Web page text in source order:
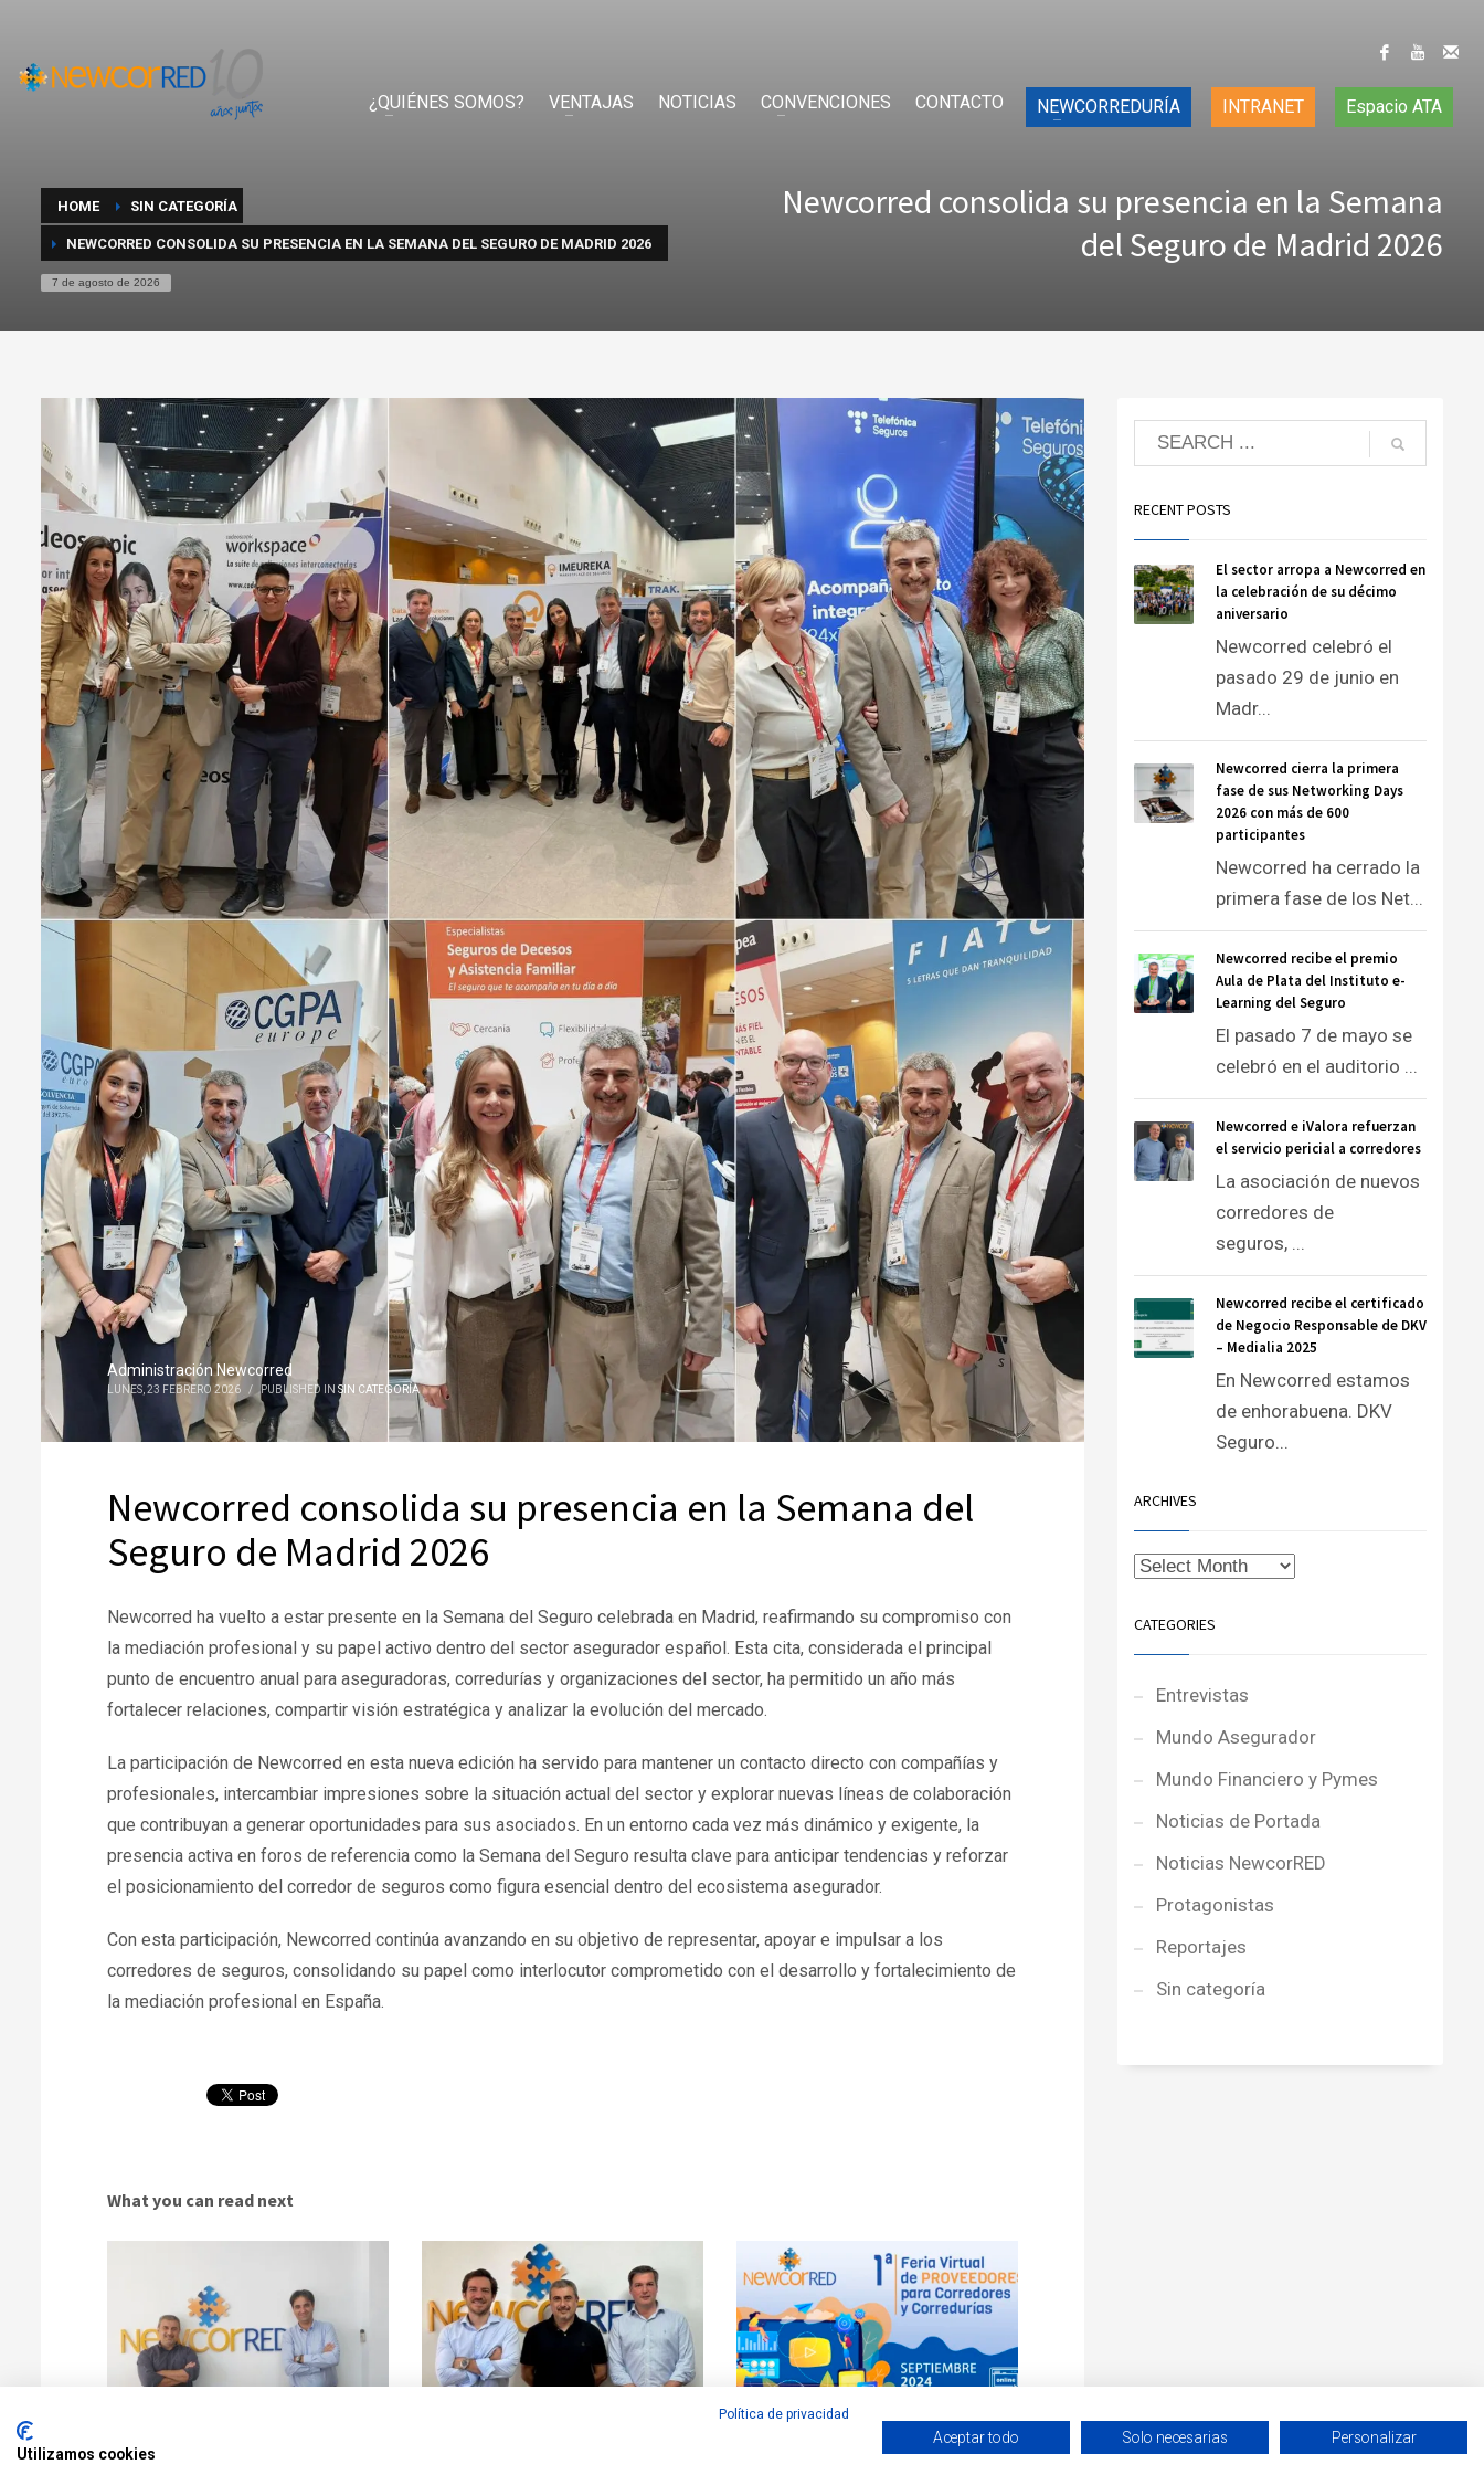
¿QUIÉNES SOMOS? VENTAJAS NOTICIAS CONVENCIONES CONTACTO NEWCORREDURÍA INTRANET Espacio ATA
HOME SIN CATEGORÍA
NEWCORRED CONSOLIDA SU PRESENCIA EN LA SEMANA DEL SEGURO DE MADRID 2026
7 de agosto de 2026
Newcorred consolida su presencia en la Semana
del Seguro de Madrid 2026
Administración Newcorred
LUNES, 23 FEBRERO 2026 / PUBLISHED IN SIN CATEGORÍA
Newcorred consolida su presencia en la Semana del
Seguro de Madrid 2026
Newcorred ha vuelto a estar presente en la Semana del Seguro celebrada en Madrid, reafirmando su compromiso con
la mediación profesional y su papel activo dentro del sector asegurador español. Esta cita, considerada el principal
punto de encuentro anual para aseguradoras, corredurías y organizaciones del sector, ha permitido un año más
fortalecer relaciones, compartir visión estratégica y analizar la evolución del mercado.
La participación de Newcorred en esta nueva edición ha servido para mantener un contacto directo con compañías y
profesionales, intercambiar impresiones sobre la situación actual del sector y explorar nuevas líneas de colaboración
que contribuyan a generar oportunidades para sus asociados. En un entorno cada vez más dinámico y exigente, la
presencia activa en foros de referencia como la Semana del Seguro resulta clave para anticipar tendencias y reforzar
el posicionamiento del corredor de seguros como figura esencial dentro del ecosistema asegurador.
Con esta participación, Newcorred continúa avanzando en su objetivo de representar, apoyar e impulsar a los
corredores de seguros, consolidando su papel como interlocutor comprometido con el desarrollo y fortalecimiento de
la mediación profesional en España.
What you can read next
NEWCORRED firma un acuerdo de colaboración
Newcorred prepara la “1ª Feria Virtual de
RECENT POSTS
El sector arropa a Newcorred en
la celebración de su décimo
aniversario
Newcorred celebró el
pasado 29 de junio en
Madr...
Newcorred cierra la primera
fase de sus Networking Days
2026 con más de 600
participantes
Newcorred ha cerrado la
primera fase de los Net...
Newcorred recibe el premio
Aula de Plata del Instituto e-
Learning del Seguro
El pasado 7 de mayo se
celebró en el auditorio ...
Newcorred e iValora refuerzan
el servicio pericial a corredores
La asociación de nuevos
corredores de
seguros, ...
Newcorred recibe el certificado
de Negocio Responsable de DKV
– Medialia 2025
En Newcorred estamos
de enhorabuena. DKV
Seguro...
ARCHIVES
CATEGORIES
Entrevistas
Mundo Asegurador
Mundo Financiero y Pymes
Noticias de Portada
Noticias NewcorRED
Protagonistas
Reportajes
Sin categoría
Política de privacidad
Utilizamos cookies
Aceptar todo Solo necesarias Personalizar